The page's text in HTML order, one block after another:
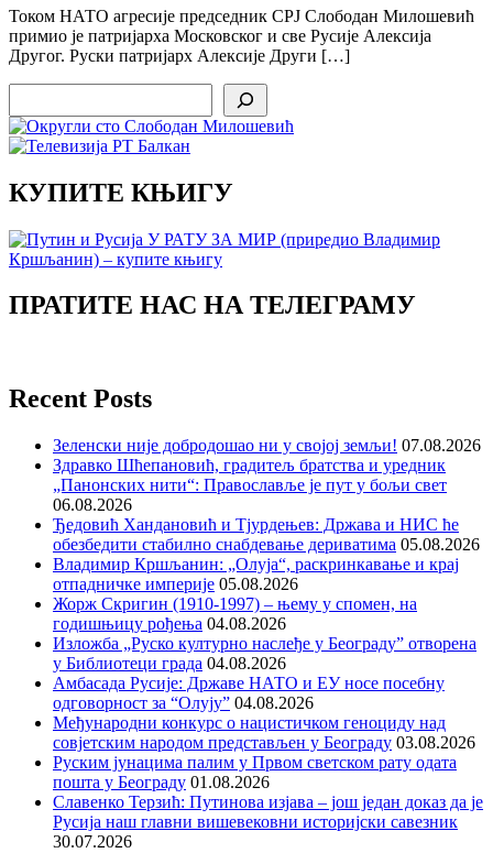
Током НАТО агресије председник СРЈ Слободан Милошевић
примио је патријарха Mосковског и све Русије Алексија
Другог. Руски патријарх Алексије Други […]
КУПИТЕ КЊИГУ
ПРАТИТЕ НАС НА ТЕЛЕГРАМУ
Recent Posts
Зеленски није добродошао ни у својој земљи! 07.08.2026
Здравко Шћепановић, градитељ братства и уредник
„Панонских нити“: Православље је пут у бољи свет
06.08.2026
Ђедовић Хандановић и Тјурдењев: Држава и НИС ће
обезбедити стабилно снабдевање дериватима 05.08.2026
Владимир Кршљанин: „Олуја“, раскринкавање и крај
отпадничке империје 05.08.2026
Жорж Скригин (1910-1997) – њему у спомен, на
годишњицу рођења 04.08.2026
Изложба „Руско културно наслеђе у Београду” отворена
у Библиотеци града 04.08.2026
Амбасада Русије: Државе НАТО и ЕУ носе посебну
одговорност за “Олују” 04.08.2026
Међународни конкурс о нацистичком геноциду над
совјетским народом представљен у Београду 03.08.2026
Руским јунацима палим у Првом светском рату одата
пошта у Београду 01.08.2026
Славенко Терзић: Путинова изјава – још један доказ да је
Русија наш главни вишевековни историјски савезник
30.07.2026